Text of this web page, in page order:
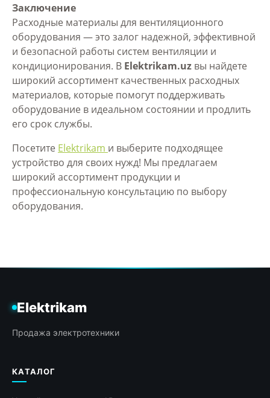
Заключение
Расходные материалы для вентиляционного
оборудования — это залог надежной, эффективной
и безопасной работы систем вентиляции и
кондиционирования. В Elektrikam.uz вы найдете
широкий ассортимент качественных расходных
материалов, которые помогут поддерживать
оборудование в идеальном состоянии и продлить
его срок службы.
Посетите Elektrikam и выберите подходящее
устройство для своих нужд! Мы предлагаем
широкий ассортимент продукции и
профессиональную консультацию по выбору
оборудования.
Elektrikam
Продажа электротехники
КАТАЛОГ